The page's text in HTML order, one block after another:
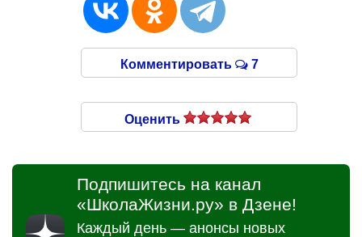
Комментировать 7
Оценить
Подпишитесь на канал
«ШколаЖизни.ру» в Дзене!
Каждый день — анонсы новых